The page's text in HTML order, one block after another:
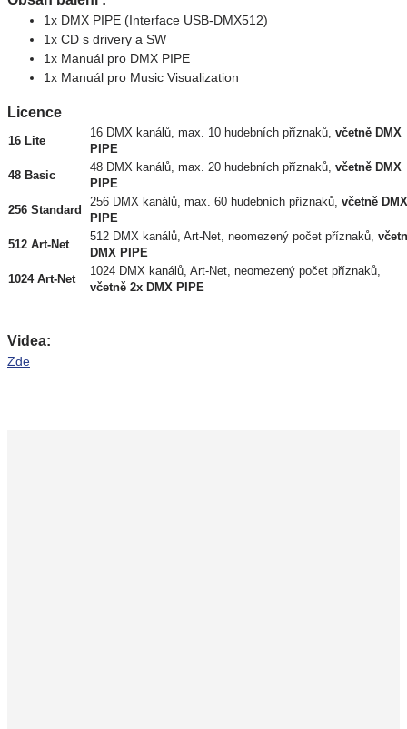
1x DMX PIPE (Interface USB-DMX512)
1x CD s drivery a SW
1x Manuál pro DMX PIPE
1x Manuál pro Music Visualization
Licence
16 Lite
16 DMX kanálů, max. 10 hudebních příznaků, včetně DMX
PIPE
48 Basic
48 DMX kanálů, max. 20 hudebních příznaků, včetně DMX
PIPE
256 Standard
256 DMX kanálů, max. 60 hudebních příznaků, včetně DMX
PIPE
512 Art-Net
512 DMX kanálů, Art-Net, neomezený počet příznaků,
DMX PIPE
1024 Art-Net
1024 DMX kanálů, Art-Net, neomezený počet příznaků,
včetně 2x DMX PIPE
Videa:
Zde